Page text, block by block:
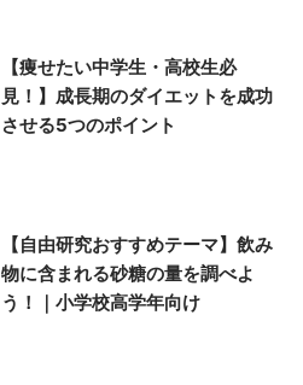
【痩せたい中学生・高校生必
見！】成長期のダイエットを成功
させる5つのポイント
【自由研究おすすめテーマ】飲み
物に含まれる砂糖の量を調べよ
う！｜小学校高学年向け